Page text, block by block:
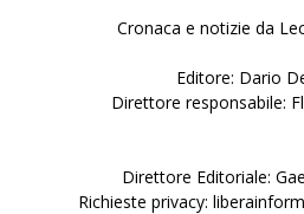
Cronaca e notizie da
Editore: Dario
Direttore responsabile:
Direttore Editoriale:
Richieste privacy: